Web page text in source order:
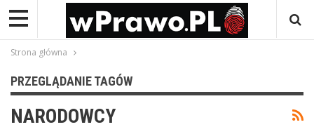
Strona główna
PRZEGLĄDANIE TAGÓW
NARODOWCY